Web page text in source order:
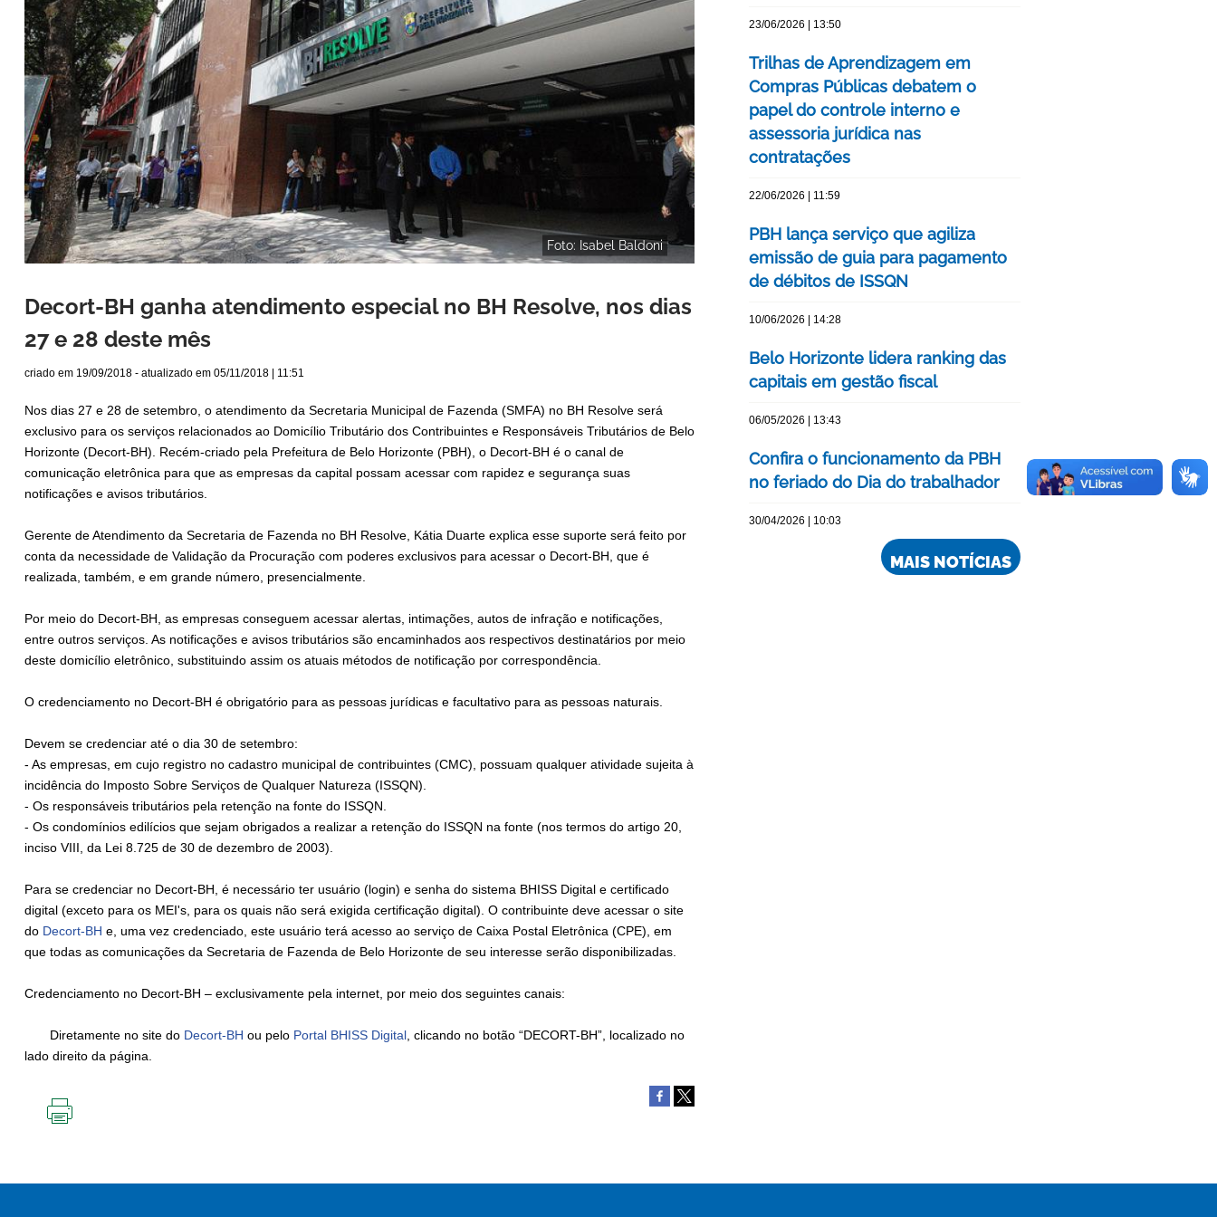
Foto: Isabel Baldoni
Decort-BH ganha atendimento especial no BH Resolve, nos dias
27 e 28 deste mês
criado em 19/09/2018 - atualizado em 05/11/2018 | 11:51
Nos dias 27 e 28 de setembro, o atendimento da Secretaria Municipal de Fazenda (SMFA) no BH Resolve será
exclusivo para os serviços relacionados ao Domicílio Tributário dos Contribuintes e Responsáveis Tributários de Belo
Horizonte (Decort-BH). Recém-criado pela Prefeitura de Belo Horizonte (PBH), o Decort-BH é o canal de
comunicação eletrônica para que as empresas da capital possam acessar com rapidez e segurança suas
notificações e avisos tributários.
Gerente de Atendimento da Secretaria de Fazenda no BH Resolve, Kátia Duarte explica esse suporte será feito por
conta da necessidade de Validação da Procuração com poderes exclusivos para acessar o Decort-BH, que é
realizada, também, e em grande número, presencialmente.
Por meio do Decort-BH, as empresas conseguem acessar alertas, intimações, autos de infração e notificações,
entre outros serviços. As notificações e avisos tributários são encaminhados aos respectivos destinatários por meio
deste domicílio eletrônico, substituindo assim os atuais métodos de notificação por correspondência.
O credenciamento no Decort-BH é obrigatório para as pessoas jurídicas e facultativo para as pessoas naturais.
Devem se credenciar até o dia 30 de setembro:
- As empresas, em cujo registro no cadastro municipal de contribuintes (CMC), possuam qualquer atividade sujeita à
incidência do Imposto Sobre Serviços de Qualquer Natureza (ISSQN).
- Os responsáveis tributários pela retenção na fonte do ISSQN.
- Os condomínios edilícios que sejam obrigados a realizar a retenção do ISSQN na fonte (nos termos do artigo 20,
inciso VIII, da Lei 8.725 de 30 de dezembro de 2003).
Para se credenciar no Decort-BH, é necessário ter usuário (login) e senha do sistema BHISS Digital e certificado
digital (exceto para os MEI's, para os quais não será exigida certificação digital). O contribuinte deve acessar o site
do Decort-BH e, uma vez credenciado, este usuário terá acesso ao serviço de Caixa Postal Eletrônica (CPE), em
que todas as comunicações da Secretaria de Fazenda de Belo Horizonte de seu interesse serão disponibilizadas.
Credenciamento no Decort-BH – exclusivamente pela internet, por meio dos seguintes canais:
Diretamente no site do Decort-BH ou pelo Portal BHISS Digital, clicando no botão “DECORT-BH”, localizado no
lado direito da página.
23/06/2026 | 13:50
Trilhas de Aprendizagem em
Compras Públicas debatem o
papel do controle interno e
assessoria jurídica nas
contratações
22/06/2026 | 11:59
PBH lança serviço que agiliza
emissão de guia para pagamento
de débitos de ISSQN
10/06/2026 | 14:28
Belo Horizonte lidera ranking das
capitais em gestão fiscal
06/05/2026 | 13:43
Confira o funcionamento da PBH
no feriado do Dia do trabalhador
30/04/2026 | 10:03
MAIS NOTÍCIAS